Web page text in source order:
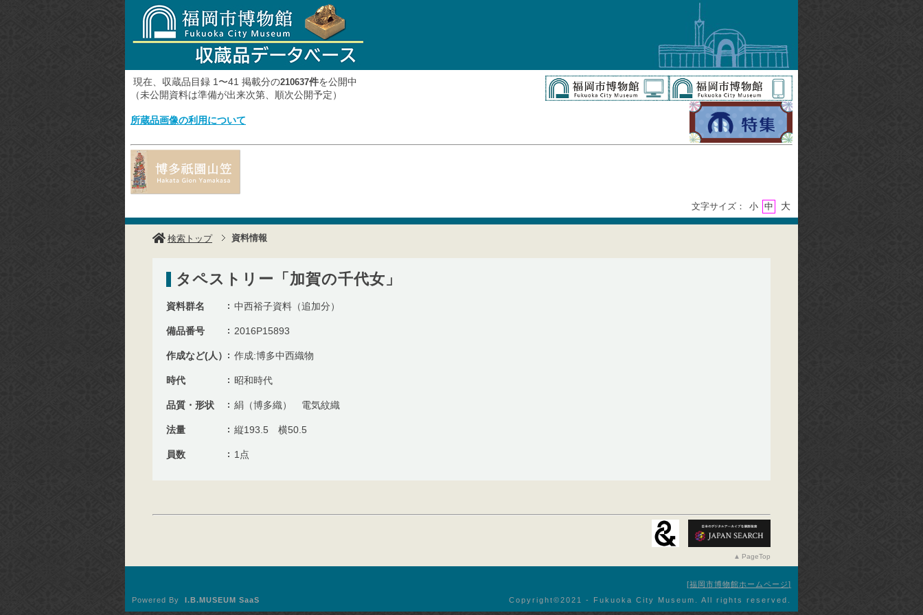
現在、収蔵品目録 1〜41 掲載分の210637件を公開中
（未公開資料は準備が出来次第、順次公開予定）
所蔵品画像の利用について
文字サイズ： 小 中 大
検索トップ 資料情報
タペストリー「加賀の千代女」
資料群名 中西裕子資料（追加分）
備品番号 2016P15893
作成など(人） 作成:博多中西織物
時代 昭和時代
品質・形状 絹（博多織） 電気紋織
法量 縦193.5 横50.5
員数 1点
PageTop
福岡市博物館ホームページ
Copyright©︎2021 - Fukuoka City Museum. All rights reserved.
Powered By I.B.MUSEUM SaaS